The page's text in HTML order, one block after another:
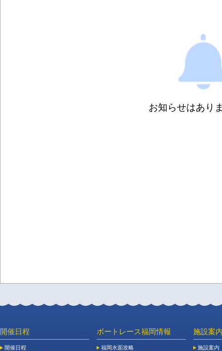
お知らせはあり
開催日程
開催日程
ボートレース福岡情報
福岡水面攻略
施設案
施設案内